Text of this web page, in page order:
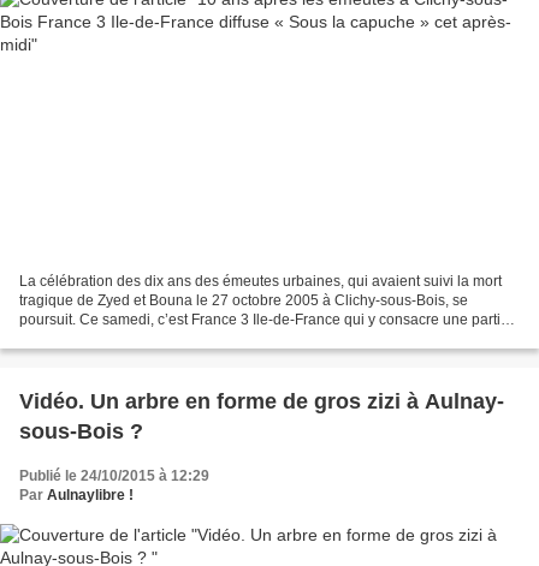
La célébration des dix ans des émeutes urbaines, qui avaient suivi la mort
tragique de Zyed et Bouna le 27 octobre 2005 à Clichy-sous-Bois, se
poursuit. Ce samedi, c’est France 3 Ile-de-France qui y consacre une partie
Vidéo. Un arbre en forme de gros zizi à Aulnay-
sous-Bois ?
Publié le 24/10/2015 à 12:29
Par Aulnaylibre !